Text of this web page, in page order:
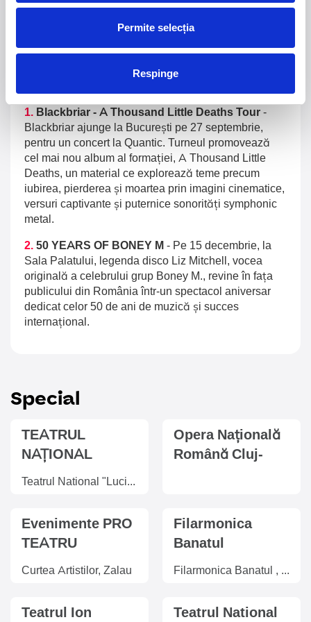
Permite selecția
Respinge
CLASSIC
1. Blackbriar - A Thousand Little Deaths Tour -
Blackbriar ajunge la București pe 27 septembrie,
pentru un concert la Quantic. Turneul promovează
cel mai nou album al formației, A Thousand Little
Deaths, un material ce explorează teme precum
iubirea, pierderea și moartea prin imagini cinematice,
versuri captivante și puternice sonorități symphonic
metal.
2. 50 YEARS OF BONEY M - Pe 15 decembrie, la
Sala Palatului, legenda disco Liz Mitchell, vocea
originală a celebrului grup Boney M., revine în fața
publicului din România într-un spectacol aniversar
dedicat celor 50 de ani de muzică și succes
internațional.
Special
TEATRUL
NAȚIONAL
,,LUCIAN
Teatrul National "Lucian Blaga", Cluj-Napoca
Opera Națională
Română Cluj-
Evenimente PRO
TEATRU
Curtea Artistilor, Zalau
Filarmonica
Banatul
Timisoara
Filarmonica Banatul , Timisoara
Teatrul Ion Teatrul National